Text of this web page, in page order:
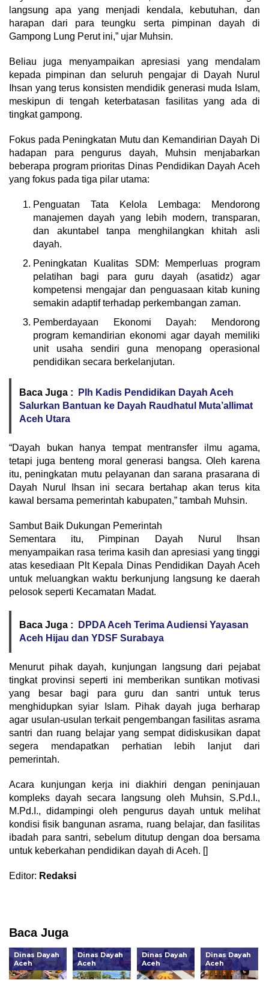
langsung apa yang menjadi kendala, kebutuhan, dan
harapan dari para teungku serta pimpinan dayah di
Gampong Lung Perut ini,” ujar Muhsin.
Beliau juga menyampaikan apresiasi yang mendalam
kepada pimpinan dan seluruh pengajar di Dayah Nurul
Ihsan yang terus konsisten mendidik generasi muda Islam,
meskipun di tengah keterbatasan fasilitas yang ada di
tingkat gampong.
Fokus pada Peningkatan Mutu dan Kemandirian Dayah Di
hadapan para pengurus dayah, Muhsin menjabarkan
beberapa program prioritas Dinas Pendidikan Dayah Aceh
yang fokus pada tiga pilar utama:
Penguatan Tata Kelola Lembaga: Mendorong
manajemen dayah yang lebih modern, transparan,
dan akuntabel tanpa menghilangkan khitah asli
dayah.
Peningkatan Kualitas SDM: Memperluas program
pelatihan bagi para guru dayah (asatidz) agar
kompetensi mengajar dan penguasaan kitab kuning
semakin adaptif terhadap perkembangan zaman.
Pemberdayaan Ekonomi Dayah: Mendorong
program kemandirian ekonomi agar dayah memiliki
unit usaha sendiri guna menopang operasional
pendidikan secara berkelanjutan.
Baca Juga :
Plh Kadis Pendidikan Dayah Aceh
Salurkan Bantuan ke Dayah Raudhatul Muta’allimat
Aceh Utara
“Dayah bukan hanya tempat mentransfer ilmu agama,
tetapi juga benteng moral generasi bangsa. Oleh karena
itu, peningkatan mutu pelayanan dan sarana prasarana di
Dayah Nurul Ihsan ini secara bertahap akan terus kita
kawal bersama pemerintah kabupaten,” tambah Muhsin.
Sambut Baik Dukungan Pemerintah
Sementara itu, Pimpinan Dayah Nurul Ihsan
menyampaikan rasa terima kasih dan apresiasi yang tinggi
atas kesediaan Plt Kepala Dinas Pendidikan Dayah Aceh
untuk meluangkan waktu berkunjung langsung ke daerah
pelosok seperti Kecamatan Madat.
Baca Juga :
DPDA Aceh Terima Audiensi Yayasan
Aceh Hijau dan YDSF Surabaya
Menurut pihak dayah, kunjungan langsung dari pejabat
tingkat provinsi seperti ini memberikan suntikan motivasi
yang besar bagi para guru dan santri untuk terus
menghidupkan syiar Islam. Pihak dayah juga berharap
agar usulan-usulan terkait pengembangan fasilitas asrama
santri dan ruang belajar yang sempat didiskusikan dapat
segera mendapatkan perhatian lebih lanjut dari
pemerintah.
Acara kunjungan kerja ini diakhiri dengan peninjauan
kompleks dayah secara langsung oleh Muhsin, S.Pd.I.,
M.Pd.I., didampingi oleh pengurus dayah untuk melihat
kondisi fisik bangunan asrama, ruang belajar, dan fasilitas
ibadah para santri, sebelum ditutup dengan doa bersama
untuk keberkahan pendidikan dayah di Aceh. []
Editor: Redaksi
Baca Juga
Dinas Dayah
Aceh
Dinas Dayah
Aceh
Dinas Dayah
Aceh
Dinas Dayah
Aceh